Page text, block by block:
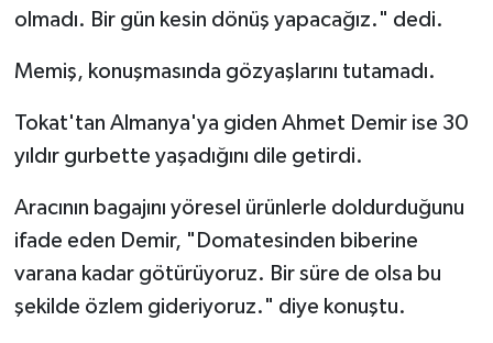
olmadı. Bir gün kesin dönüş yapacağız." dedi.
Memiş, konuşmasında gözyaşlarını tutamadı.
Tokat'tan Almanya'ya giden Ahmet Demir ise 30
yıldır gurbette yaşadığını dile getirdi.
Aracının bagajını yöresel ürünlerle doldurduğunu
ifade eden Demir, "Domatesinden biberine
varana kadar götürüyoruz. Bir süre de olsa bu
şekilde özlem gideriyoruz." diye konuştu.